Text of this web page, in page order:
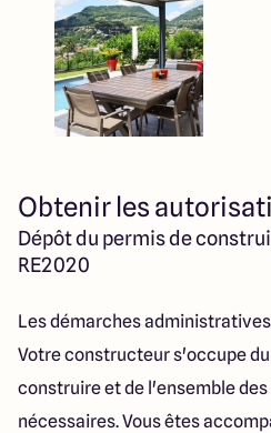
Obtenir les
Dépôt du permis de
RE2020
Les démarches
Votre constructeur s'occupe
construire et de l'ensemble
nécessaires. Vous êtes